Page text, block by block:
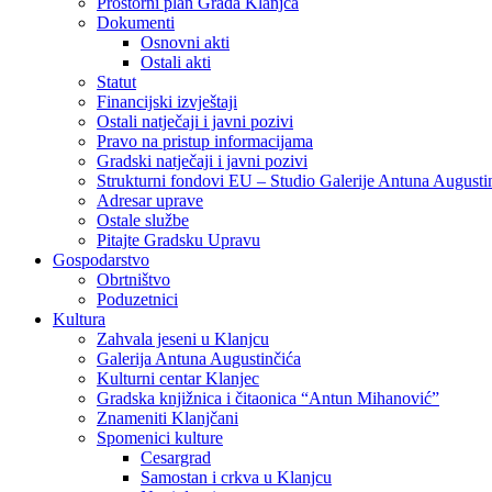
Dokumenti
Osnovni akti
Ostali akti
Statut
Financijski izvještaji
Ostali natječaji i javni pozivi
Pravo na pristup informacijama
Gradski natječaji i javni pozivi
Strukturni fondovi EU – Studio Galerije Antuna
Adresar uprave
Ostale službe
Pitajte Gradsku Upravu
Gospodarstvo
Obrtništvo
Poduzetnici
Kultura
Zahvala jeseni u Klanjcu
Galerija Antuna Augustinčića
Kulturni centar Klanjec
Gradska knjižnica i čitaonica “Antun Mihanović”
Znameniti Klanjčani
Spomenici kulture
Cesargrad
Samostan i crkva u Klanjcu